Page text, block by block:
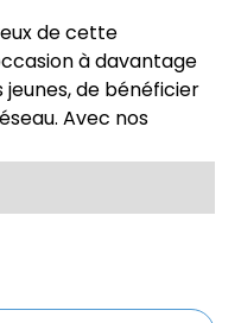
de cette
à davantage
jeunes, de bénéficier
Avec nos